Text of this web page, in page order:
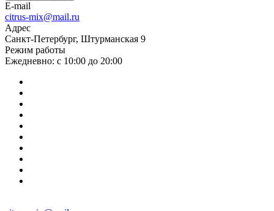
E-mail
citrus-mix@mail.ru
Адрес
Санкт-Петербург, Штурманская 9
Режим работы
Ежедневно: с 10:00 до 20:00